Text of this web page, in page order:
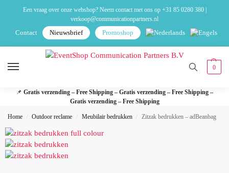
Een vraag over onze webshop? Neem contact met ons op +31 85 0280 380|
verkoop@communicationpartners.nl
Contact Nieuwsbrief Promoshop
0
📌 Gratis verzending – Free Shipping – Gratis verzending – Free Shipping –
Gratis verzending – Free Shipping
Home / Outdoor reclame / Meubilair bedrukken / Zitzak bedrukken – adBeanbag